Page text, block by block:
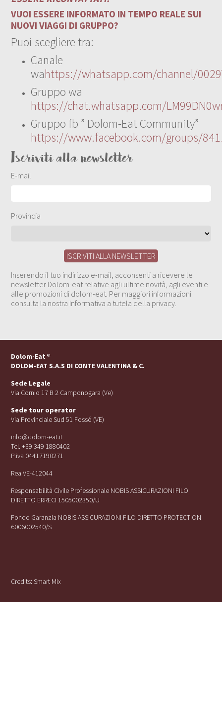
VUOI ESSERE INFORMATO IN TEMPO REALE SUI
NUOVI VIAGGI DI GRUPPO?
Puoi scegliere tra:
Canale
wahttps://whatsapp.com/channel/
Gruppo wa
https://chat.whatsapp.com/
Gruppo fb ” Dolom-Eat Community”
https://www.facebook.com/groups/
Iscriviti alla newsletter
E-mail
Provincia
Inserendo il tuo indirizzo e-mail, acconsenti a ricevere le
newsletter Dolom-eat relative agli ultime novità, agli eventi e
alle promozioni di dolom-eat. Per maggiori informazioni
consulta la nostra Informativa a tutela della privacy.
Dolom-Eat ®
DOLOM-EAT S.A.S DI CONTE VALENTINA & C.
Sede Legale
Via Cornio 17 B 2 Camponogara (Ve)
Sede tour operator
Via Provinciale Sud 51 Fossó (VE)
info@dolom-eat.it
Tel. +39 349 1880402
P.iva 04417190271
Rea VE-412044
Responsabilità Civile Professionale NOBIS ASSICURAZIONI FILO
DIRETTO ERRECI 1505002350/U
Fondo Garanzia NOBIS ASSICURAZIONI FILO DIRETTO PROTECTION
6006002540/S
Credits:Smart Mix